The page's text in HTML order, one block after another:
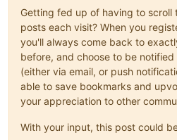
Getting fed up of having to scroll
posts each visit? When you
you'll always come back to
before, and choose to be
(either via email, or push
able to save bookmarks and
your appreciation to other
With your input, this post could